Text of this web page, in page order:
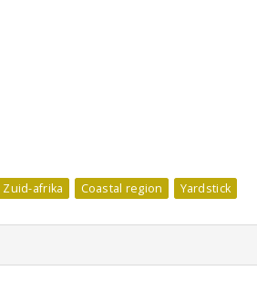
Zuid-afrika Coastal region Yardstick